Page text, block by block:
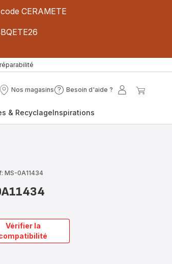
CERAMETE
Nos magasins
Nos
Besoin d'aide ?
Besoin
?
Mon
& RecyclageInspirations
MS-0A11434
Vérifier la